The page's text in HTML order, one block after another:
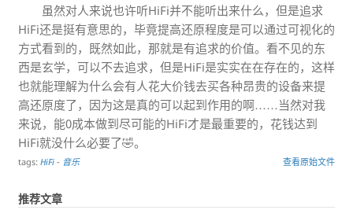
虽然对人来说也许听HiFi并不能听出来什么，但是追求
HiFi还是挺有意思的，毕竟提高还原程度是可以通过可视化的
方式看到的，既然如此，那就是有追求的价值。看不见的东
西是玄学，可以不去追求，但是HiFi是实实在在存在的，这样
也就能理解为什么会有人花大价钱去买各种昂贵的设备来提
高还原度了，因为这是真的可以起到作用的啊……当然对我
来说，能0成本做到尽可能的HiFi才是最重要的，花钱达到
HiFi就没什么必要了🤣。
tags: HiFi - 音乐 查看原始文件
推荐文章